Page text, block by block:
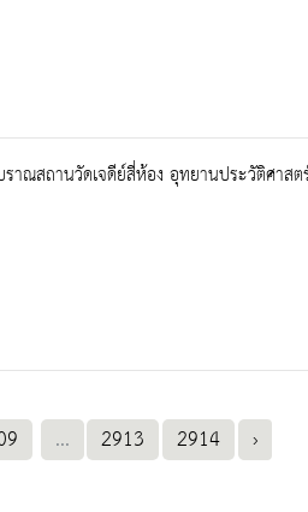
ณสถานวัดเจดีย์สี่ห้อง อุทยานประวัติศาสต
... 2913 2914 ›